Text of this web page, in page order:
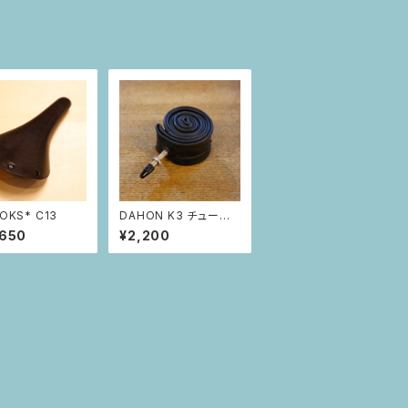
C13
DAHON K3 チューブ
（14インチ）
¥2,200